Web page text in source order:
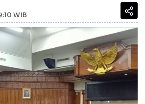
WIB